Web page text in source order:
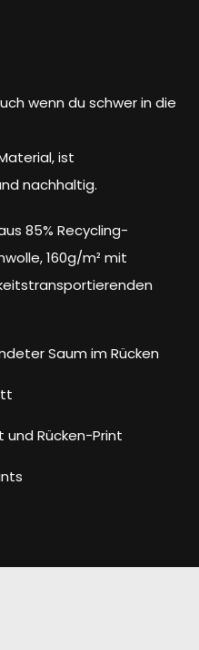
wenn du schwer in die
ist
nachhaltig.
85% Recycling-
160g/m² mit
Saum im Rücken
und Rücken-Print